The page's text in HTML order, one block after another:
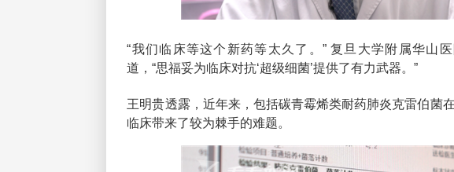
“我们临床等这个新药等太久了。” 复旦大学附属华山
道，“思福妥为临床对抗‘超级细菌’提供了有力武器。”
王明贵透露，近年来，包括碳青霉烯类耐药肺炎克雷伯菌
临床带来了较为棘手的难题。